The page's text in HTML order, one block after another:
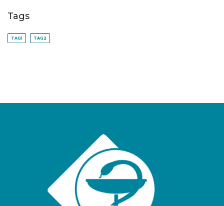
Tags
TAG1 TAG2